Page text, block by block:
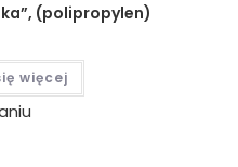
(polipropylen)
więcej